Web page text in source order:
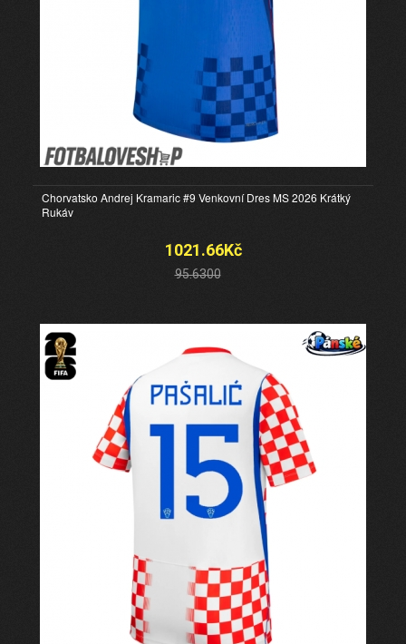
Chorvatsko Andrej Kramaric #9 Venkovní Dres MS 2026 Krátký
Rukáv
1021.66Kč
95.6300